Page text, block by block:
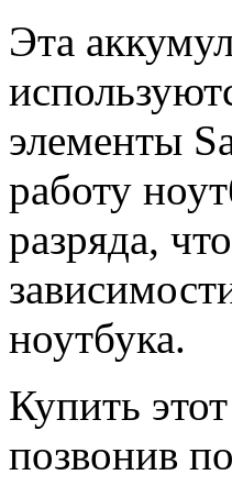
Эта
элементы
работу
разряда,
ноутбука.
Купить
позвонив